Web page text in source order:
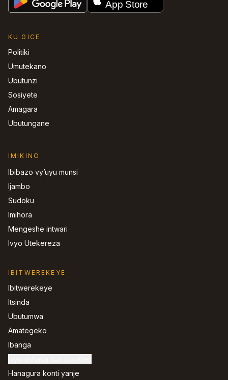
KU GICE
Politiki
Umutekano
Ubutunzi
Sosiyete
Amagara
Ubutungane
IMIKINO
Ibibazo vy’uyu munsi
Ijambo
Sudoku
Imihora
Mengeshe intwari
Ivyo Utekereza
IBITWEREKEYE
Ibitwerekeye
Itsinda
Ubutumwa
Amategeko
Ibanga
Hanagura konti yanje